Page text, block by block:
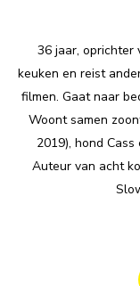
36 jaar, oprichter
keuken en reist
filmen. Gaat naar
Woont samen
2019), hond
Auteur van acht